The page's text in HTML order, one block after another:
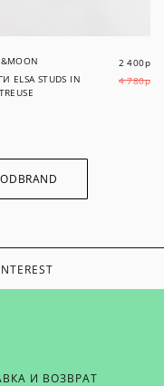
2 400р
ELSA STUDS IN
4 780р
И ВОЗВРАТ
КУРСЕ НАШИХ НОВОСТЕЙ,
НАМ СВОЙ EMAIL